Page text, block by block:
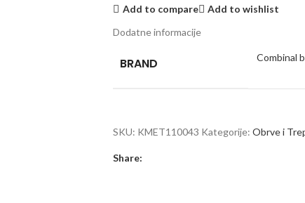
Add to compare
Add to wishlist
Dodatne informacije
BRAND Combinal
SKU: KMET110043 Kategorije: Obrve i
Share: